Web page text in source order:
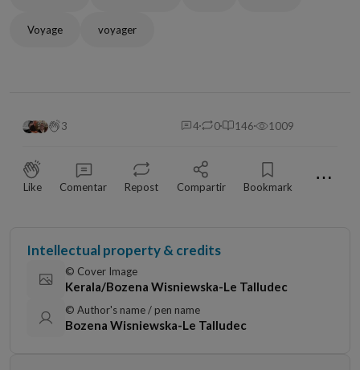
Voyage voyager
3 4 0 146 1009
Like Comentar Repost Compartir Bookmark ⋯
Intellectual property & credits
© Cover Image
Kerala/Bozena Wisniewska-Le Talludec
© Author's name / pen name
Bozena Wisniewska-Le Talludec